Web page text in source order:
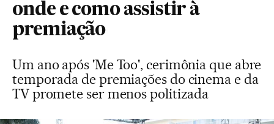
onde e como assistir à
premiação
Um ano após 'Me Too', cerimônia que abre
temporada de premiações do cinema e da
TV promete ser menos politizada